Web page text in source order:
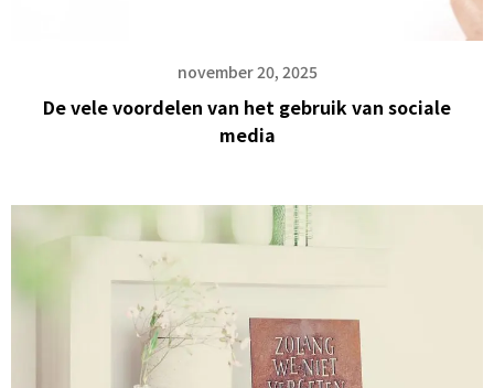
november 20, 2025
De vele voordelen van het gebruik van sociale
media